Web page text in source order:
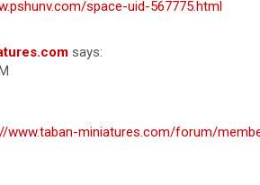
space-uid-567775.html
says:
www.taban-miniatures.com/forum/